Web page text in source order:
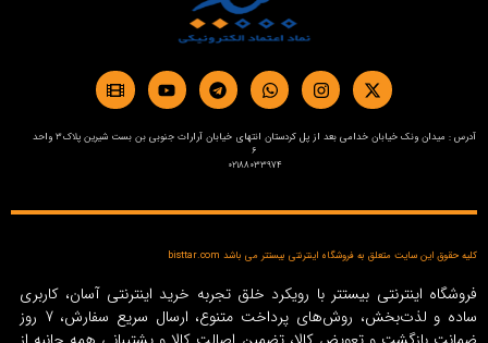
آدرس : میدان ونک خیابان خدامی بعد از پل کردستان انتهای خیابان آرارات جنوبی بن بست شیرین پلاک3 واحد
6
02188033974
کلیه حقوق این سایت متعلق به فروشگاه اینترنتی بیستتر می باشد bisttar.com
فروشگاه اینترنتی بیستتر با رویکرد خلق تجربه خرید اینترنتی آسان، کاربری
ساده و لذت‌بخش، روش‌های پرداخت متنوع، ارسال سریع سفارش، 7 روز